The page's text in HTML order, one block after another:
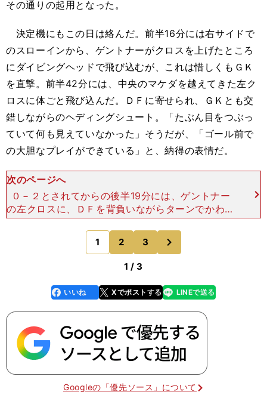
その通りの起用となった。
決定機にもこの日は絡んだ。前半16分には右サイドで
のスローインから、ゲントナーがクロスを上げたところ
にダイビングヘッドで飛び込むが、これは惜しくもＧＫ
を直撃。前半42分には、中央のマケダを越えてきた左ク
ロスに体ごと飛び込んだ。ＤＦに寄せられ、ＧＫとも交
錯しながらのヘディングシュート。「たぶん目をつぶっ
ていて何も見えていなかった」そうだが、「ゴール前で
の大胆なプレイができている」と、納得の表情だ。
次のページへ
０－２とされてからの後半19分には、ゲントナー
の左クロスに、ＤＦを背負いながらターンでかわし
て右足でシュート。ギリギリ枠を外れる惜しいシー
ンに、「あれは決めたかった」と振り返った。 一
方の酒井は、
1 2 3
1 / 3
faceboo
k
いいね Xでポストする
line LINEで送る
Googleの「優先ソース」について